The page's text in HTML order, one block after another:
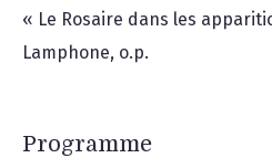
« Le Rosaire dans les
Lamphone, o.p.
Programme